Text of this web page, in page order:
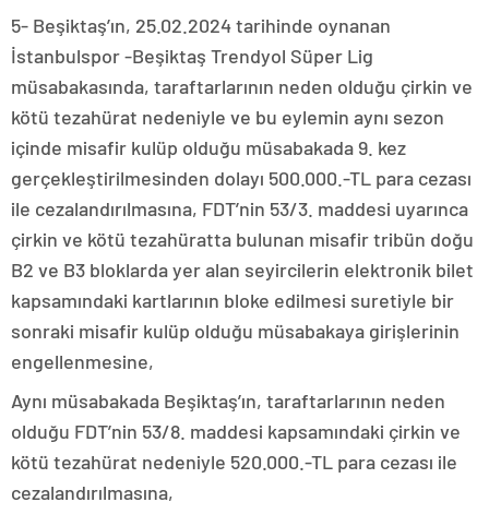
5- Beşiktaş’ın, 25.02.2024 tarihinde oynanan
İstanbulspor -Beşiktaş Trendyol Süper Lig
müsabakasında, taraftarlarının neden olduğu çirkin ve
kötü tezahürat nedeniyle ve bu eylemin aynı sezon
içinde misafir kulüp olduğu müsabakada 9. kez
gerçekleştirilmesinden dolayı 500.000.-TL para cezası
ile cezalandırılmasına, FDT’nin 53/3. maddesi uyarınca
çirkin ve kötü tezahüratta bulunan misafir tribün doğu
B2 ve B3 bloklarda yer alan seyircilerin elektronik bilet
kapsamındaki kartlarının bloke edilmesi suretiyle bir
sonraki misafir kulüp olduğu müsabakaya girişlerinin
engellenmesine,
Aynı müsabakada Beşiktaş’ın, taraftarlarının neden
olduğu FDT’nin 53/8. maddesi kapsamındaki çirkin ve
kötü tezahürat nedeniyle 520.000.-TL para cezası ile
cezalandırılmasına,